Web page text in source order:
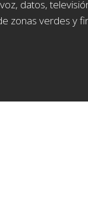
datos,
zonas verdes y